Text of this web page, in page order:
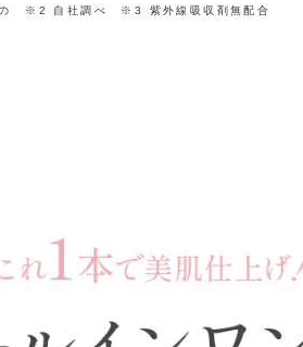
の ※2 自社調べ ※3 紫外線吸収剤無配合